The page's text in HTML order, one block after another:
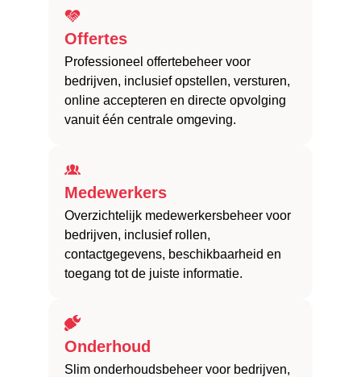
Offertes
Professioneel offertebeheer voor
bedrijven, inclusief opstellen, versturen,
online accepteren en directe opvolging
vanuit één centrale omgeving.
Medewerkers
Overzichtelijk medewerkersbeheer voor
bedrijven, inclusief rollen,
contactgegevens, beschikbaarheid en
toegang tot de juiste informatie.
Onderhoud
Slim onderhoudsbeheer voor bedrijven,